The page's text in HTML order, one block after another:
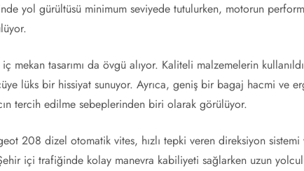
yol gürültüsü minimum seviyede tutulurken, motorun
tasarımı da övgü alıyor. Kaliteli malzemelerin
lüks bir hissiyat sunuyor. Ayrıca, geniş bir bagaj hacmi ve
tercih edilme sebeplerinden biri olarak görülüyor.
208 dizel otomatik vites, hızlı tepki veren direksiyon
içi trafiğinde kolay manevra kabiliyeti sağlarken uzun